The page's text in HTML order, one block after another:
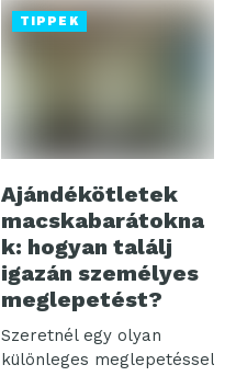
TIPPEK
Ajándékötletek
macskabarátokna
k: hogyan találj
igazán személyes
meglepetést?
Szeretnél egy olyan
különleges meglepetéssel